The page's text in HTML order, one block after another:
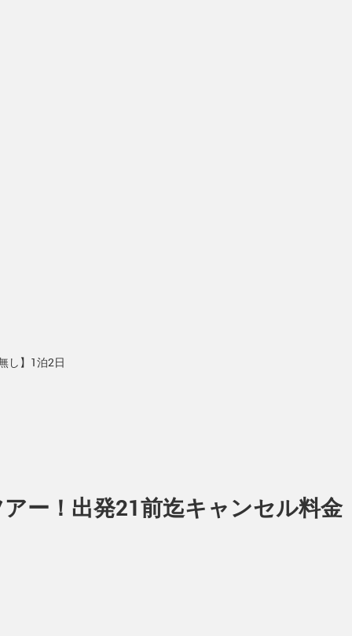
し】1泊2日
ー！出発21前迄キャンセル料金